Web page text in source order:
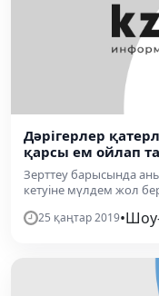
Дәрігерлер
қарсы ем ойлап
Зерттеу барысында
кетуіне мүлдем жол
25 қаңтар 2019•